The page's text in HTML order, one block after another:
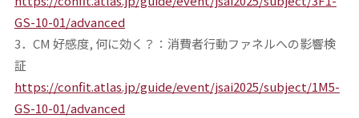
GS-10-01/advanced
3．CM 好感度, 何に効く？：消費者行動ファネルへの影響検
証
https://confit.atlas.jp/guide/event/jsai2025/subject/1M5-
GS-10-01/advanced